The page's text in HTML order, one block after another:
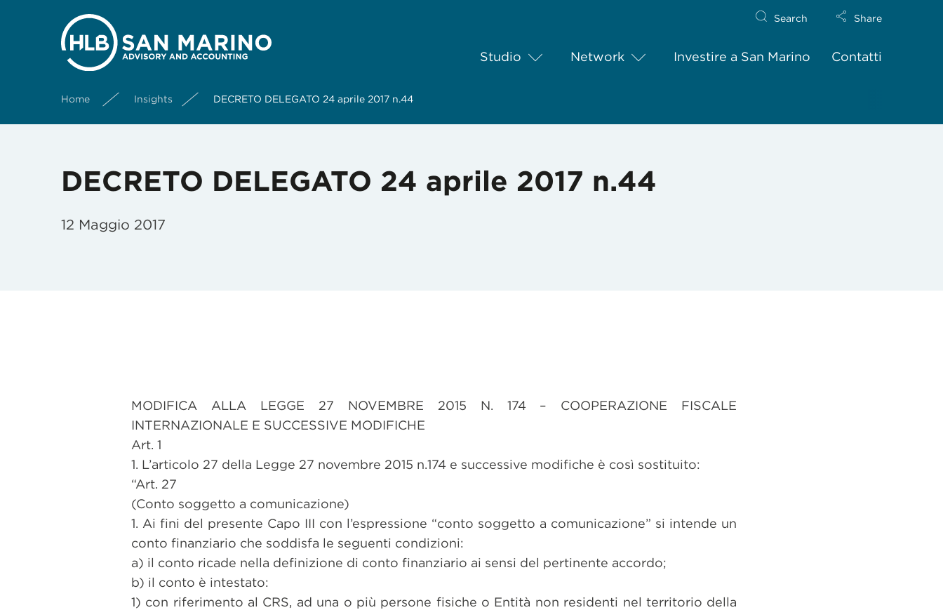
Studio Network Investire a San Marino Contatti
Search Share
Home Insights DECRETO DELEGATO 24 aprile 2017 n.44
DECRETO DELEGATO 24 aprile 2017 n.44
12 Maggio 2017
MODIFICA ALLA LEGGE 27 NOVEMBRE 2015 N. 174 – COOPERAZIONE FISCALE
INTERNAZIONALE E SUCCESSIVE MODIFICHE
Art. 1
1. L’articolo 27 della Legge 27 novembre 2015 n.174 e successive modifiche è così sostituito:
“Art. 27
(Conto soggetto a comunicazione)
1. Ai fini del presente Capo III con l’espressione “conto soggetto a comunicazione” si intende un
conto finanziario che soddisfa le seguenti condizioni:
a) il conto ricade nella definizione di conto finanziario ai sensi del pertinente accordo;
b) il conto è intestato:
1) con riferimento al CRS, ad una o più persone fisiche o Entità non residenti nel territorio della